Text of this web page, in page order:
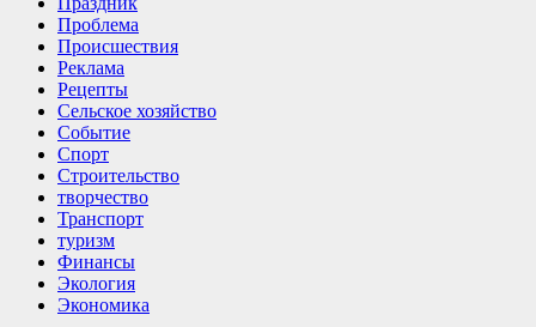
Проблема
Происшествия
Реклама
Рецепты
Сельское хозяйство
Событие
Спорт
Строительство
творчество
Транспорт
туризм
Финансы
Экология
Экономика